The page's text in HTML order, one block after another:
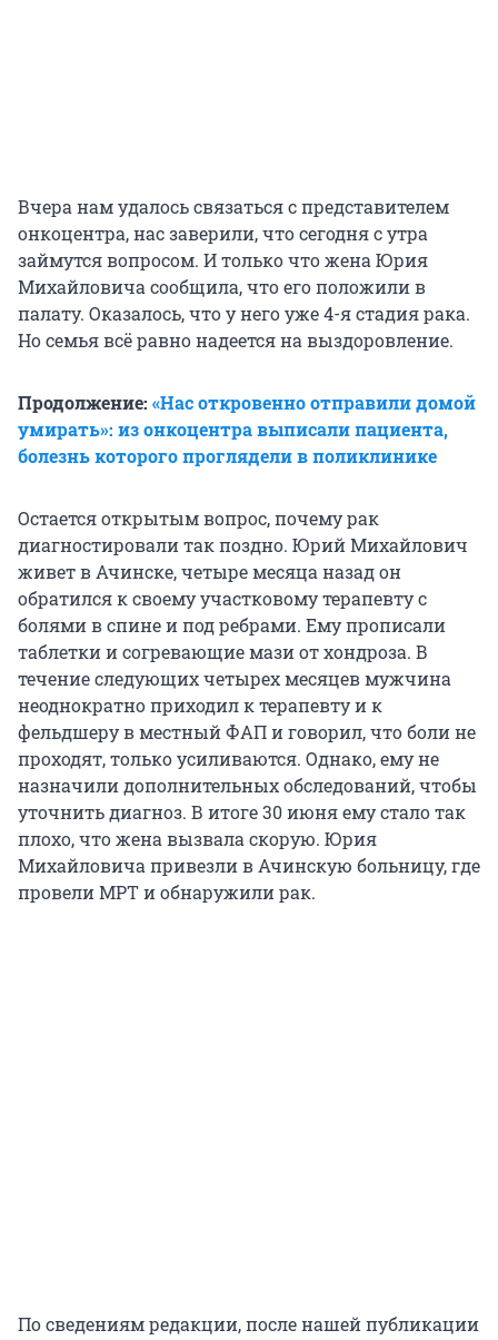
Вчера нам удалось связаться с представителем
онкоцентра, нас заверили, что сегодня с утра
займутся вопросом. И только что жена Юрия
Михайловича сообщила, что его положили в
палату. Оказалось, что у него уже 4-я стадия рака.
Но семья всё равно надеется на выздоровление.
Продолжение: «Нас откровенно отправили домой
умирать»: из онкоцентра выписали пациента,
болезнь которого проглядели в поликлинике
Остается открытым вопрос, почему рак
диагностировали так поздно. Юрий Михайлович
живет в Ачинске, четыре месяца назад он
обратился к своему участковому терапевту с
болями в спине и под ребрами. Ему прописали
таблетки и согревающие мази от хондроза. В
течение следующих четырех месяцев мужчина
неоднократно приходил к терапевту и к
фельдшеру в местный ФАП и говорил, что боли не
проходят, только усиливаются. Однако, ему не
назначили дополнительных обследований, чтобы
уточнить диагноз. В итоге 30 июня ему стало так
плохо, что жена вызвала скорую. Юрия
Михайловича привезли в Ачинскую больницу, где
провели МРТ и обнаружили рак.
По сведениям редакции, после нашей публикации